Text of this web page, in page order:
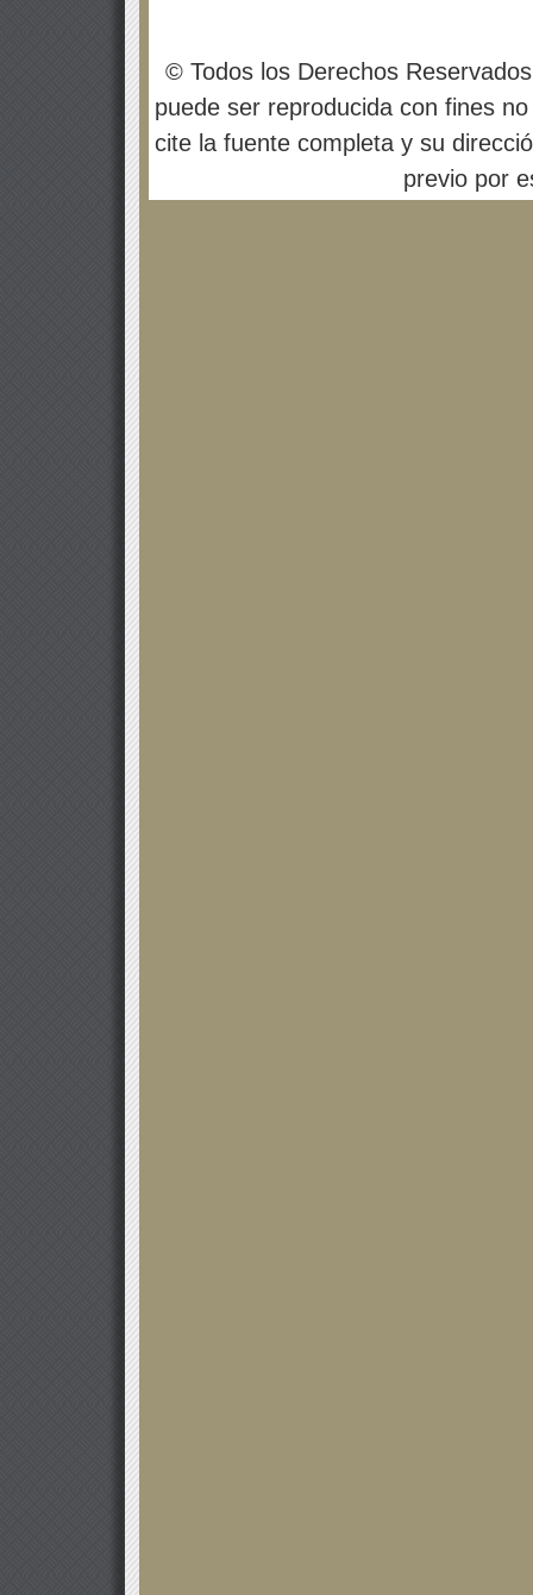
© Todos los Derechos
puede ser reproducida con fines
cite la fuente completa y su
previo por